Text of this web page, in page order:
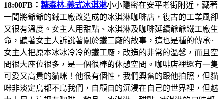
18:00FB： 糖森林-義式冰淇淋小小隱密在安平老街附近，藏著
一間將爺爺的鐵工廠改造成的冰淇淋咖啡店，復古的工業風卻
又很有溫度。女主人用甜點、冰淇淋及咖啡延續爺爺鐵工廠生
命，聽著女主人訴說著關於鐵工廠的故事，這也是種的傳承~
女主人把原本冰冰冷冷的鐵工廠，改造的非常的溫馨，而且空
間很大座位很多，是一個很棒的休憩空間。咖啡店裡還有一隻
可愛又高貴的貓咪！他很有個性，我們興奮的跟他拍照，但貓
咪非淡定鳥都不鳥我們，自顧自的沉浸在自己的世界裡，但魅